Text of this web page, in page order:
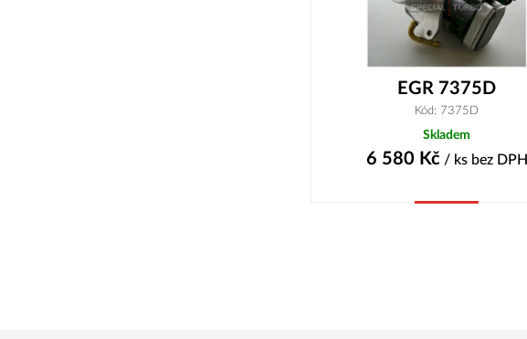
EGR 7375D
Kód: 7375D
Skladem
6 580 Kč/ ks bez DPH